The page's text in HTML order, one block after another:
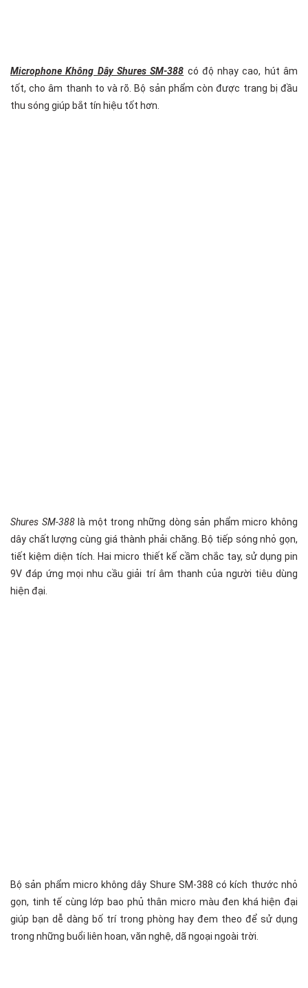
Microphone Không Dây Shures SM-388 có độ nhạy cao, hút âm
tốt, cho âm thanh to và rõ. Bộ sản phẩm còn được trang bị đầu
thu sóng giúp bắt tín hiệu tốt hơn.
Shures SM-388là một trong những dòng sản phẩm micro không
dây chất lượng cùng giá thành phải chăng. Bộ tiếp sóng nhỏ gọn,
tiết kiệm diện tích. Hai micro thiết kế cầm chắc tay, sử dụng pin
9V đáp ứng mọi nhu cầu giải trí âm thanh của người tiêu dùng
hiện đại.
Bộ sản phẩm micro không dây Shure SM-388 có kích thước nhỏ
gọn, tinh tế cùng lớp bao phủ thân micro màu đen khá hiện đại
giúp bạn dễ dàng bố trí trong phòng hay đem theo để sử dụng
trong những buổi liên hoan, văn nghệ, dã ngoại ngoài trời.